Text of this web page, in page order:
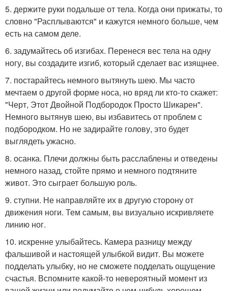
5. держите руки подальше от тела. Когда они прижаты, то
словно "Расплываются" и кажутся немного больше, чем
есть на самом деле.
6. задумайтесь об изгибах. Перенеся вес тела на одну
ногу, вы создадите изгиб, который сделает вас изящнее.
7. постарайтесь немного вытянуть шею. Мы часто
мечтаем о другой форме носа, но вряд ли кто-то скажет:
"Черт, Этот Двойной Подбородок Просто Шикарен".
Немного вытянув шею, вы избавитесь от проблем с
подбородком. Но не задирайте голову, это будет
выглядеть ужасно.
8. осанка. Плечи должны быть расслаблены и отведены
немного назад, стойте прямо и немного подтяните
живот. Это сыграет большую роль.
9. ступни. Не направляйте их в другую сторону от
движения ноги. Тем самым, вы визуально искривляете
линию ног.
10. искренне улыбайтесь. Камера разницу между
фальшивой и настоящей улыбкой видит. Вы можете
подделать улыбку, но не сможете подделать ощущение
счастья. Вспомните какой-то невероятный момент из